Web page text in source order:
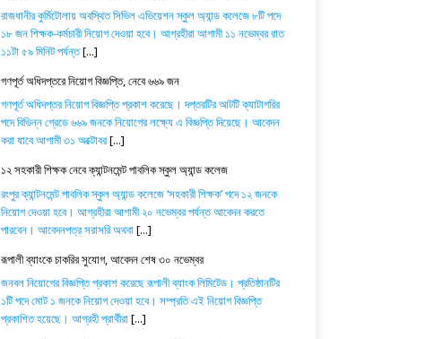
রাজধানীর কুর্মিটোলায় অবস্থিত সিভিল এভিয়েশন স্কুল অ্যান্ড কলেজে ৮টি পদে
১৮ জন শিক্ষক-কর্মচারী নিয়োগ দেওয়া হবে। আগ্রহীরা আগামী ১১ নভেম্বর রাত
১১টা ৫৯ মিনিট পর্যন্ত[...]
গণপূর্ত অধিদপ্তরে নিয়োগ বিজ্ঞপ্তি, নেবে ৬৬৯ জন
গণপূর্ত অধিদপ্তর নিয়োগ বিজ্ঞপ্তি প্রকাশ করেছে। দপ্তরটির আটটি ক্যাটাগরির
পদে বিভিন্ন গ্রেডে ৬৬৯ জনকে নিয়োগের লক্ষ্যে এ বিজ্ঞপ্তি দিয়েছে। আবেদন
করা যাবে আগামী ৩১ অক্টোবর[...]
১২ সহকারী শিক্ষক নেবে ক্যান্টনমেন্ট পাবলিক স্কুল অ্যান্ড কলেজ
রংপুর ক্যান্টনমেন্ট পাবলিক স্কুল অ্যান্ড কলেজে ‘সহকারী শিক্ষক’ পদে ১২ জনকে
নিয়োগ দেওয়া হবে। আগ্রহীরা আগামী ২০ নভেম্বর পর্যন্ত আবেদন করতে
পারবেন। আবেদনপত্র সরাসরি অথবা[...]
রূপালী ব্যাংকে চাকরির সুযোগ, আবেদন শেষ ৩০ নভেম্বর
জনবল নিয়োগের বিজ্ঞপ্তি প্রকাশ করেছে রূপালী ব্যাংক লিমিটেড। প্রতিষ্ঠানটির
১টি পদে মোট ১ জনকে নিয়োগ দেওয়া হবে। সম্প্রতি এই নিয়োগ বিজ্ঞপ্তি
প্রকাশিত হয়েছে। আগ্রহী প্রার্থীরা[...]